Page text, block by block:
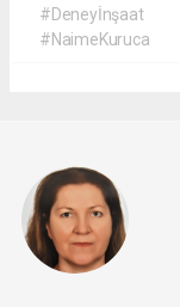
#Deneyİnşaat
#NaimeKuruca